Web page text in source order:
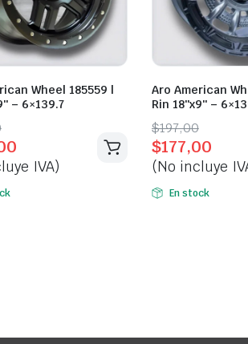
Wheel 185559 |
– 6×139.7
IVA)
Aro American
Rin 18″x9″ –
$197,00
Original
price
was:
$197,00.
$177,00
Current
price
is:
$177,00.
(No incluye
En stock